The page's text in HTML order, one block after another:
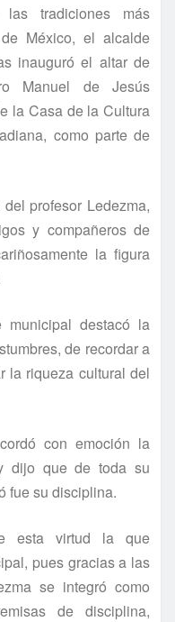
tradiciones más
México, el alcalde
inauguró el altar de
Manuel de Jesús
la Casa de la Cultura
como parte de
profesor Ledezma,
y compañeros de
la figura
municipal destacó la
de recordar a
la riqueza cultural del
con emoción la
dijo que de toda su
fue su disciplina.
esta virtud la que
pues gracias a las
se integró como
de disciplina,